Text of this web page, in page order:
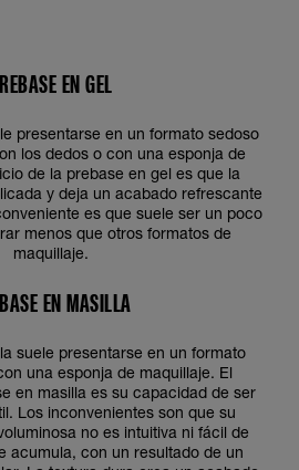
EN GEL
presentarse en un formato sedoso
los dedos o con una esponja de
de la prebase en gel es que la
y deja un acabado refrescante
es que suele ser un poco
menos que otros formatos de
maquillaje.
EN MASILLA
suele presentarse en un formato
una esponja de maquillaje. El
en masilla es su capacidad de ser
Los inconvenientes son que su
no es intuitiva ni fácil de
acumula, con un resultado de un